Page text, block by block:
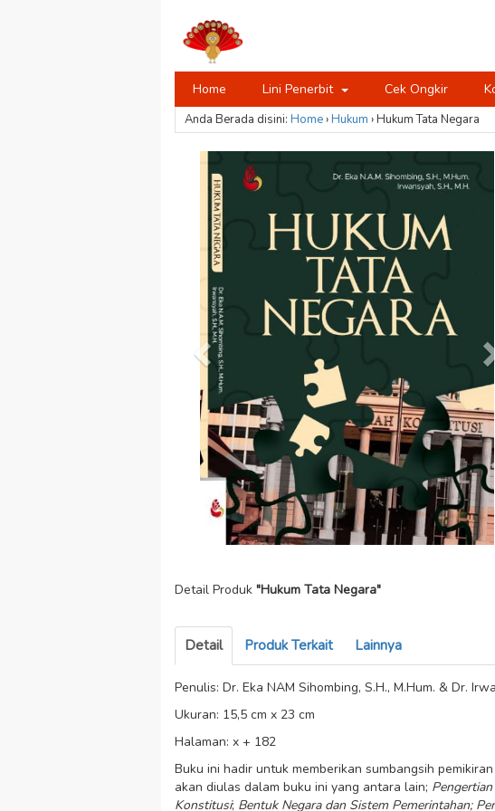
Home Lini Penerbit Cek Ongkir
Anda Berada disini: Home›Hukum ›Hukum Tata Negara
Detail Produk "Hukum Tata Negara"
Detail Produk Terkait Lainnya
Penulis: Dr. Eka NAM Sihombing, S.H., M.Hum. & Dr.
Ukuran: 15,5 cm x 23 cm
Halaman: x + 182
Buku ini hadir untuk memberikan sumbangsih
akan diulas dalam buku ini yang antara lain;
Konstitusi; Bentuk Negara dan Sistem Pemerintahan;